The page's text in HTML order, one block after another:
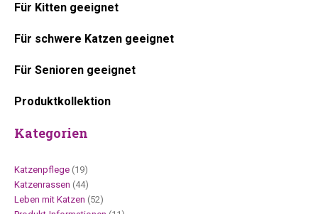
Für Kitten geeignet
Für schwere Katzen geeignet
Für Senioren geeignet
Produktkollektion
Kategorien
Katzenpflege (19)
Katzenrassen (44)
Leben mit Katzen (52)